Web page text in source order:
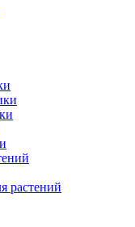
растений